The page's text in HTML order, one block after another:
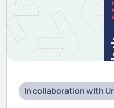
In collaboration with